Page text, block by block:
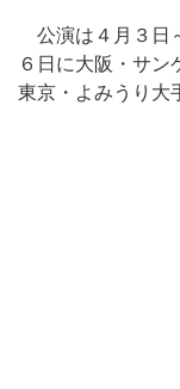
公演は４月３日
６日に大阪・サン
東京・よみうり大